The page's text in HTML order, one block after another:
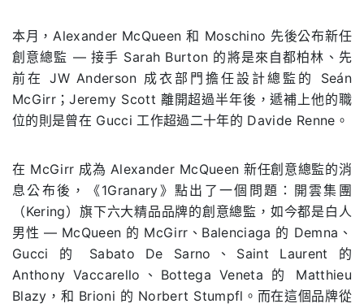
本月，Alexander McQueen 和 Moschino 先後公布新任
創意總監 — 接手 Sarah Burton 的將是來自都柏林、先
前在 JW Anderson 成衣部門擔任設計總監的 Seán
McGirr；Jeremy Scott 離開超過半年後，遞補上他的職
位的則是曾在 Gucci 工作超過二十年的 Davide Renne。
在 McGirr 成為 Alexander McQueen 新任創意總監的消
息公布後，《1Granary》點出了一個問題：開雲集團
（Kering）旗下六大精品品牌的創意總監，如今都是白人
男性 — McQueen 的 McGirr、Balenciaga 的 Demna、
Gucci 的 Sabato De Sarno、Saint Laurent 的
Anthony Vaccarello、Bottega Veneta 的 Matthieu
Blazy，和 Brioni 的 Norbert Stumpfl。而在這個品牌從